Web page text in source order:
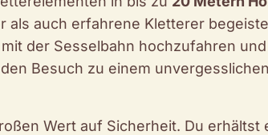
als auch erfahrene Kletterer
der Sesselbahn hochzufahren
Besuch zu einem
Wert auf Sicherheit. Du erhältst